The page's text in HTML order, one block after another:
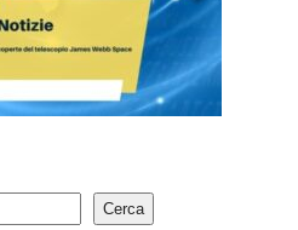
Cerca